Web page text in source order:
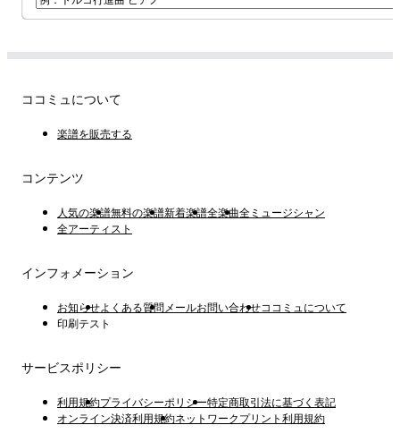
ココミュについて
楽譜を販売する
コンテンツ
人気の楽譜無料の楽譜新着楽譜全楽曲全ミュージシャン
全アーティスト
インフォメーション
お知らせよくある質問 メールお問い合わせココミュについて
印刷テスト
サービスポリシー
利用規約プライバシーポリシー特定商取引法に基づく表記
オンライン決済利用規約ネットワークプリント利用規約